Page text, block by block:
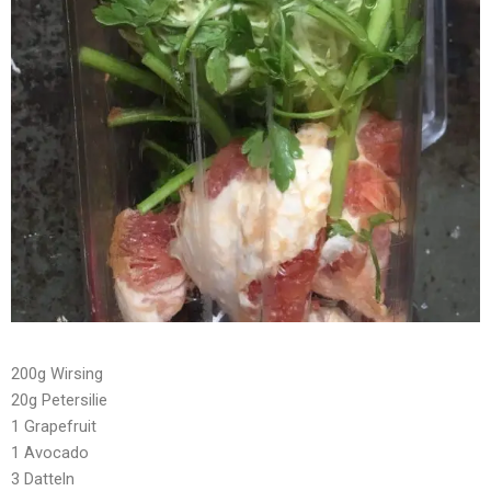
200g Wirsing
20g Petersilie
1 Grapefruit
1 Avocado
3 Datteln